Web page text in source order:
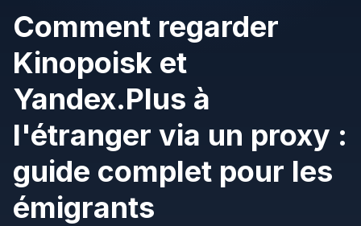
Comment regarder
Kinopoisk et
Yandex.Plus à
l'étranger via un proxy :
guide complet pour les
émigrants